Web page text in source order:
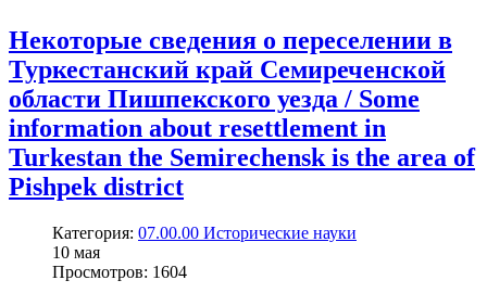
Некоторые сведения о переселении в
Туркестанский край Семиреченской
области Пишпекского уезда / Some
information about resettlement in
Turkestan the Semirechensk is the area of
Pishpek district
Категория: 07.00.00 Исторические науки
10 мая
Просмотров: 1604